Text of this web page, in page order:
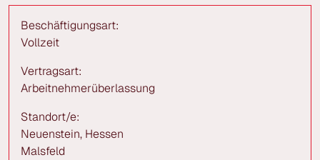
Beschäftigungsart:
Vollzeit
Vertragsart:
Arbeitnehmerüberlassung
Standort/e:
Neuenstein, Hessen
Malsfeld